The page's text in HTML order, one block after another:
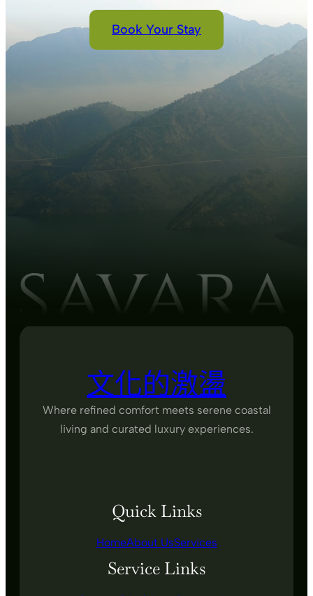
Book Your Stay
文化的激盪
Where refined comfort meets serene coastal
living and curated luxury experiences.
Quick Links
HomeAbout UsServices
Service Links